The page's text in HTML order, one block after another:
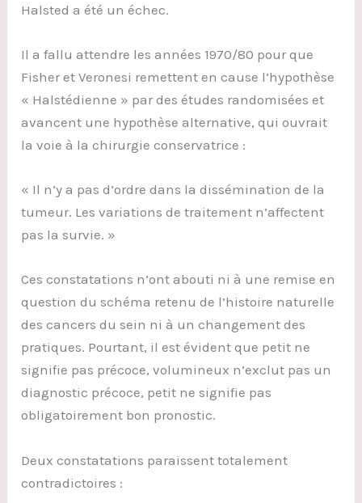
Halsted a été un échec.
Il a fallu attendre les années 1970/80 pour que
Fisher et Veronesi remettent en cause l’hypothèse
« Halstédienne » par des études randomisées et
avancent une hypothèse alternative, qui ouvrait
la voie à la chirurgie conservatrice :
« Il n’y a pas d’ordre dans la dissémination de la
tumeur. Les variations de traitement n’affectent
pas la survie. »
Ces constatations n’ont abouti ni à une remise en
question du schéma retenu de l’histoire naturelle
des cancers du sein ni à un changement des
pratiques. Pourtant, il est évident que petit ne
signifie pas précoce, volumineux n’exclut pas un
diagnostic précoce, petit ne signifie pas
obligatoirement bon pronostic.
Deux constatations paraissent totalement
contradictoires :